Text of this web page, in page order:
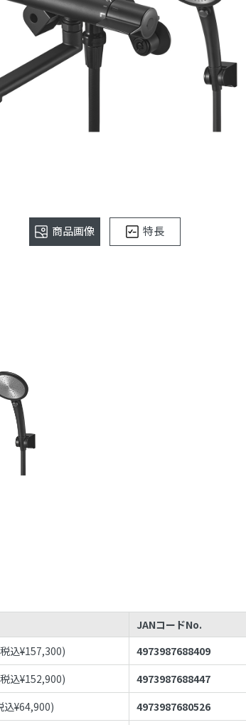
商品画像 特長
JANコードNo.
込¥157,300)
4973987688409
込¥152,900)
4973987688447
込¥64,900)
4973987680526